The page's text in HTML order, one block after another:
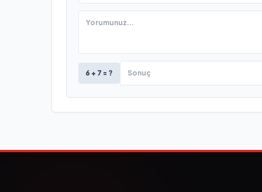
6 + 7 = ?